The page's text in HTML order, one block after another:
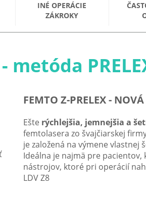
INÉ OPERÁCIE
ZÁKROKY
FEMTO Z-PRELEX -
Ešte rýchlejšia, jemnejšia a
femtolasera zo švajčiarskej
je založená na výmene vlastnej
Ideálna je najmä pre
nástrojov, ktoré pri operácií
LDV Z8